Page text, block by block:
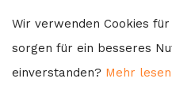
content
Wir verwenden Cookies
sorgen für ein besseres
einverstanden? Mehr